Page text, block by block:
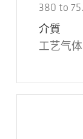
380 to
介質
工艺气